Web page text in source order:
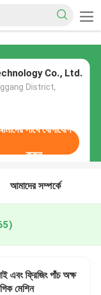
Co., Ltd.
District,
সাথে যোগাযোগ
করুন
আমাদের সম্পর্কে
এবং ফ্রিজিং পাঁচ অক্ষ
মেশিন